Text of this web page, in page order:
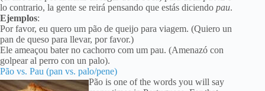
lo contrario, la gente se reirá pensando que estás diciendo pau.
Ejemplos:
Por favor, eu quero um pão de queijo para viagem. (Quiero un
pan de queso para llevar, por favor.)
Ele ameaçou bater no cachorro com um pau. (Amenazó con
golpear al perro con un palo).
Pão vs. Pau (pan vs. palo/pene)
Pão is one of the words you will say